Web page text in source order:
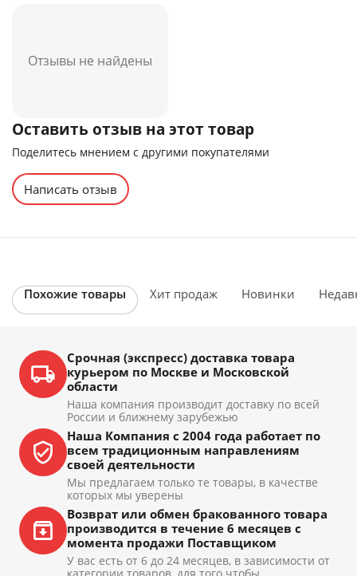
Отзывы не найдены
Оставить отзыв на этот товар
Поделитесь мнением с другими покупателями
Написать отзыв
Похожие товары Хит продаж Новинки
Срочная (экспресс) доставка товара
курьером по Москве и Московской
области
Наша компания производит доставку по всей
России и ближнему зарубежью
Наша Компания с 2004 года работает по
всем традиционным направлениям
своей деятельности
Мы предлагаем только те товары, в качестве
которых мы уверены
Возврат или обмен бракованного товара
производится в течение 6 месяцев с
момента продажи Поставщиком
У вас есть от 6 до 24 месяцев, в зависимости от